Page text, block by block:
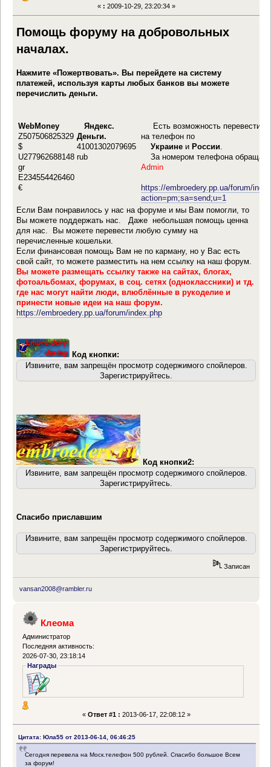
« : 2009-10-29, 23:20:34 »
Помощь форуму на добровольных
началах.
Нажмите «Пожертвовать». Вы перейдете на систему
платежей, используя карты любых банков вы можете
перечислить деньги.
WebMoney
Z507506825329
$
U277962688148
gr
E234554426460
€
Яндекс.
Деньги.
41001302079695
rub
Есть возможность перевести
на телефон по
Украине и России.
За номером телефона
Admin
https://embroedery.pp.ua/forum/
action=pm;sa=send;u=1
Если Вам понравилось у нас на форуме и мы Вам помогли, то
Вы можете поддержать нас. Даже небольшая помощь ценна
для нас. Вы можете перевести любую сумму на
перечисленные кошельки.
Если финансовая помощь Вам не по карману, но у Вас есть
свой сайт, то можете разместить на нем ссылку на наш форум.
Вы можете размещать ссылку также на сайтах, блогах,
фотоальбомах, форумах, в соц. сетях (одноклассники) и тд.
где нас могут найти люди, влюблённые в рукоделие и
принести новые идеи на наш форум.
https://embroedery.pp.ua/forum/index.php
Код кнопки:
Извините, вам запрещён просмотр содержимого спойлеров.
Зарегистрируйтесь.
Код кнопки2:
Извините, вам запрещён просмотр содержимого спойлеров.
Зарегистрируйтесь.
Спасибо приславшим
Извините, вам запрещён просмотр содержимого спойлеров.
Зарегистрируйтесь.
Записан
vansan2008@rambler.ru
Клеома
Администратор
Последняя активность:
2026-07-30, 23:18:14
Награды
« Ответ #1 : 2013-06-17, 22:08:12 »
Цитата: Юла55 от 2013-06-14, 06:46:25
Сегодня перевела на Моск.телефон 500 рублей. Спасибо большое Всем
за форум!